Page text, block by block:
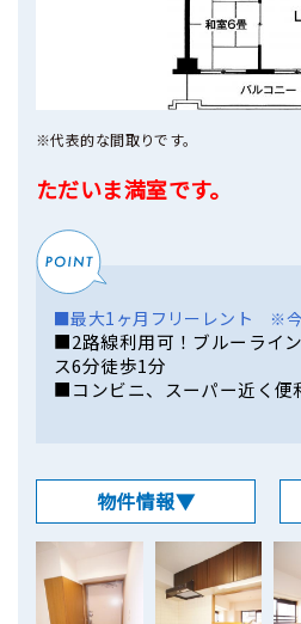
※代表的な間取りです。
ただいま満室です。
■最大1ヶ月フリーレント ※
■2路線利用可！ブルーライ
ス6分徒歩1分
■コンビニ、スーパー近く便
物件情報▼